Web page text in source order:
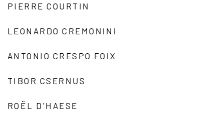
PIERRE COURTIN
LEONARDO CREMONINI
ANTONIO CRESPO FOIX
TIBOR CSERNUS
ROËL D'HAESE